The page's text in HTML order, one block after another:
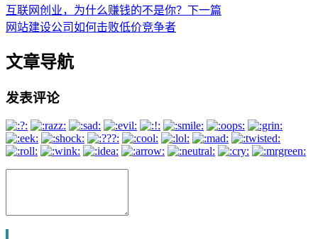
互联网创业，为什么赚钱的不是你？ 下一篇
网站建设公司如何击败低价竞争者
文章导航
发表评论